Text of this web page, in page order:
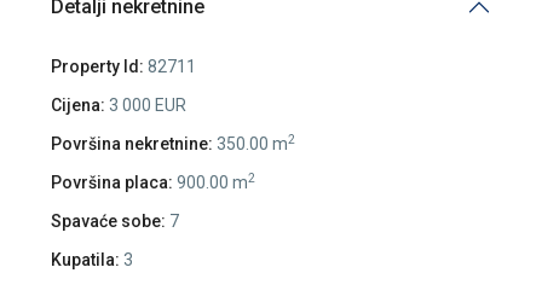
Detalji nekretnine
Property Id: 82711
Cijena: 3 000 EUR
Površina nekretnine: 350.00 m2
Površina placa: 900.00 m2
Spavaće sobe: 7
Kupatila: 3